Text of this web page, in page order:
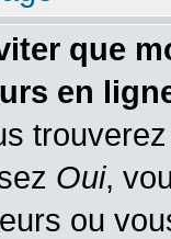
que
en
Oui,
ou